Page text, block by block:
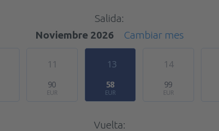
Salida:
Noviembre 2026
Cambiar mes
11
90
EUR
13
58
EUR
14
99
EUR
Vuelta: